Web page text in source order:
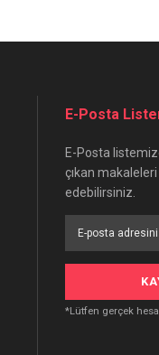
E-Posta
E-Posta
çıkan
edebilirsiniz.
*Lütfen gerçek